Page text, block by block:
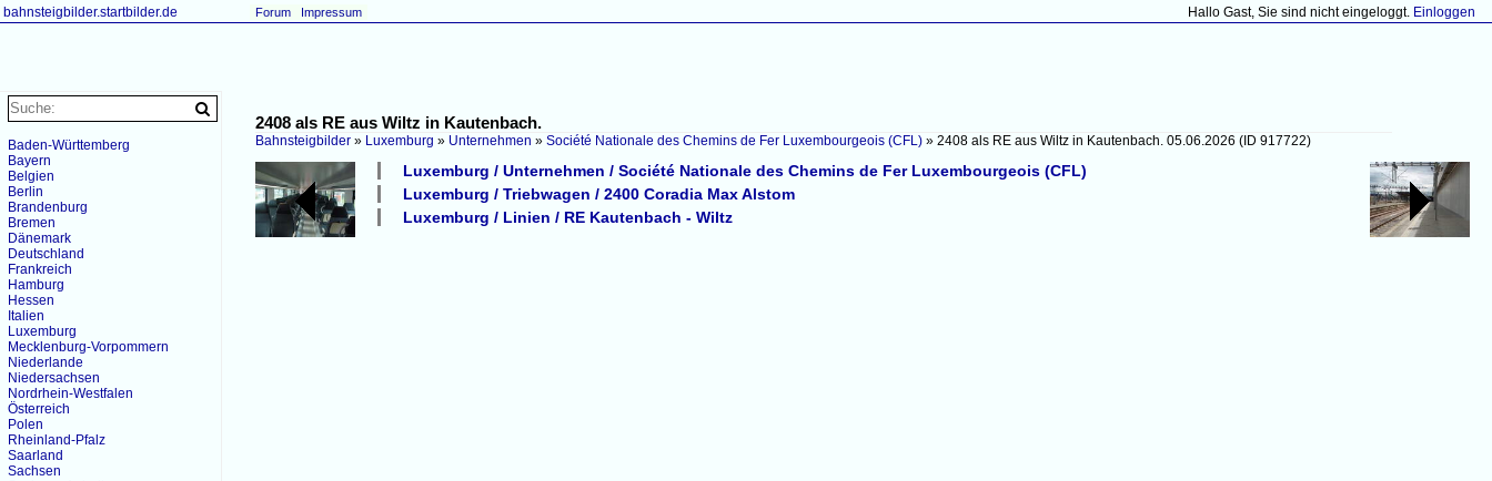
bahnsteigbilder.startbilder.de Hallo Gast, Sie sind nicht eingeloggt. Einloggen
Forum Impressum
2408 als RE aus Wiltz in Kautenbach.
Bahnsteigbilder » Luxemburg » Unternehmen » Société Nationale des Chemins de Fer Luxembourgeois (CFL) » 2408 als RE aus Wiltz in Kautenbach. 05.06.2026 (ID 917722)
Luxemburg / Unternehmen / Société Nationale des Chemins de Fer Luxembourgeois (CFL)
Luxemburg / Triebwagen / 2400 Coradia Max Alstom
Luxemburg / Linien / RE Kautenbach - Wiltz
Baden-Württemberg
Bayern
Belgien
Berlin
Brandenburg
Bremen
Dänemark
Deutschland
Frankreich
Hamburg
Hessen
Italien
Luxemburg
Mecklenburg-Vorpommern
Niederlande
Niedersachsen
Nordrhein-Westfalen
Österreich
Polen
Rheinland-Pfalz
Saarland
Sachsen